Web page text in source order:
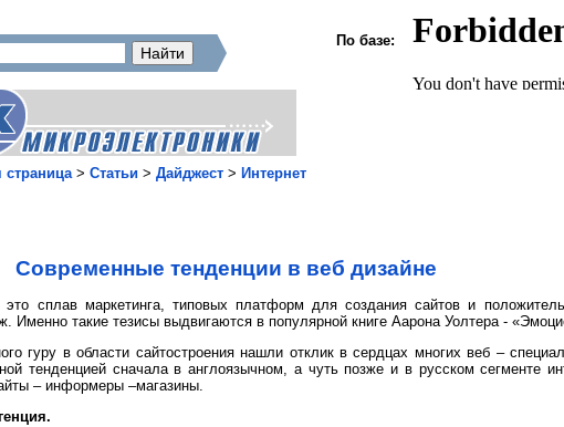
По базе:
страница> Статьи > Дайджест > Интернет
Современные тенденции в веб дизайне
сплав маркетинга, типовых платформ для создания сайтов и
Именно такие тезисы выдвигаются в популярной книге Аарона Уолтера -
гуру в области сайтостроения нашли отклик в сердцах многих веб –
тенденцией сначала в англоязычном, а чуть позже и в русском сегменте
– информеры –магазины.